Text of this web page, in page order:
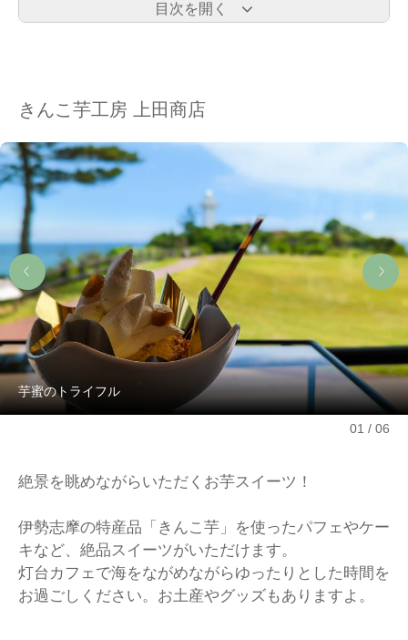
目次を開く
きんこ芋工房 上田商店
芋蜜のトライフル
01 06
絶景を眺めながらいただくお芋スイーツ！
伊勢志摩の特産品「きんこ芋」を使ったパフェやケー
キなど、絶品スイーツがいただけます。
灯台カフェで海をながめながらゆったりとした時間を
お過ごしください。お土産やグッズもありますよ。